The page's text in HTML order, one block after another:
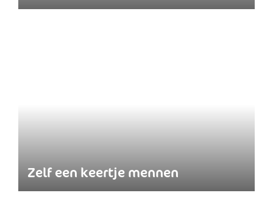
Zelf een keertje mennen